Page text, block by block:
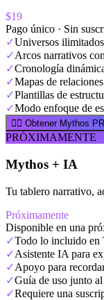
$19
Pago único · Sin
✓Universos ilimitados
✓Arcos narrativos
✓Cronología
✓Mapas de
✓Plantillas de
✓Modo enfoque de
🧚‍♂️ Obtener Mythos
PRÓXIMAMENTE
Mythos + IA
Tu tablero narrativo,
Próximamente
Disponible en una
✓Todo lo incluido en
✓Asistente IA para
✓Apoyo para
✓Guía de uso junto
✓Requiere una